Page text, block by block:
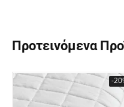
Προτεινόμενα
-